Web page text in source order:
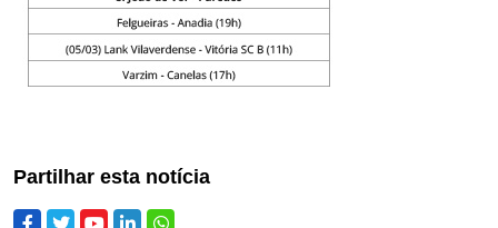
Partilhar esta notícia